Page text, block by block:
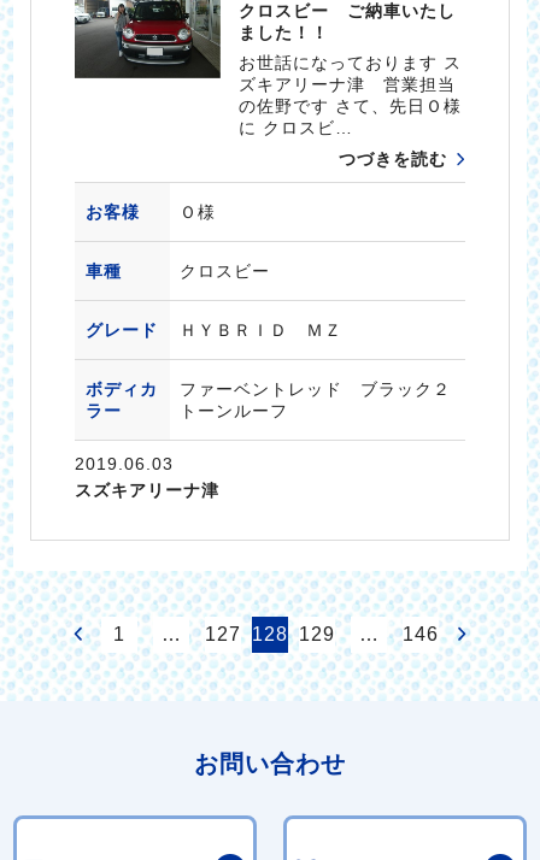
クロスビー ご納車いたし
ました！！
お世話になっております ス
ズキアリーナ津 営業担当
の佐野です さて、先日Ｏ様
に クロスビ…
つづきを読む
お客様 Ｏ様
車種 クロスビー
グレード ＨＹＢＲＩＤ ＭＺ
ボディカ
ラー
ファーベントレッド ブラック２
トーンルーフ
2019.06.03
スズキアリーナ津
1 … 127 128 129 … 146
お問い合わせ